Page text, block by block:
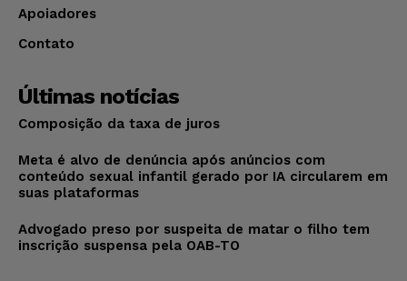
Apoiadores
Contato
Últimas notícias
Composição da taxa de juros
Meta é alvo de denúncia após anúncios com
conteúdo sexual infantil gerado por IA circularem em
suas plataformas
Advogado preso por suspeita de matar o filho tem
inscrição suspensa pela OAB-TO